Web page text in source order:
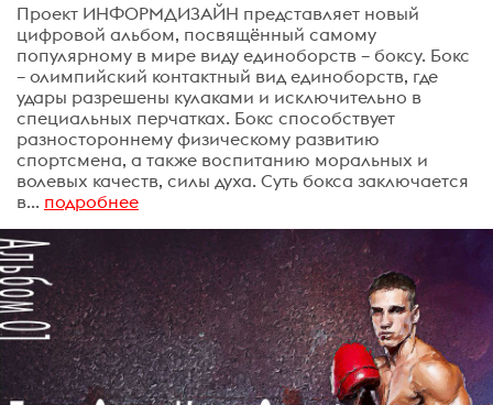
Проект ИНФОРМДИЗАЙН представляет новый
цифровой альбом, посвящённый самому
популярному в мире виду единоборств – боксу. Бокс
– олимпийский контактный вид единоборств, где
удары разрешены кулаками и исключительно в
специальных перчатках. Бокс способствует
разностороннему физическому развитию
спортсмена, а также воспитанию моральных и
волевых качеств, силы духа. Суть бокса заключается
в... подробнее